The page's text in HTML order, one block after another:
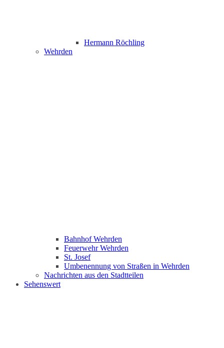
Hermann Röchling
Wehrden
Bahnhof Wehrden
Feuerwehr Wehrden
St. Josef
Umbenennung von Straßen in Wehrden
Nachrichten aus den Stadtteilen
Sehenswert